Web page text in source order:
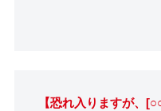
【恐れ入りますが、